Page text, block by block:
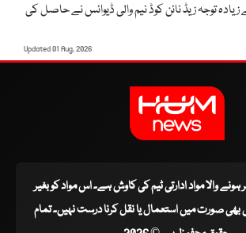
توجہ زیڈ نائن کوڈ نیم والی ڈیوائس نے حاصل کی
Updated 01 Aug, 2026
ہونے والا مواد ادارتی ٹیم کی کاوش ہے۔ اس مواد کو بغیر
صورت میں استعمال یا نقل کرنا درست نہیں۔ تمام